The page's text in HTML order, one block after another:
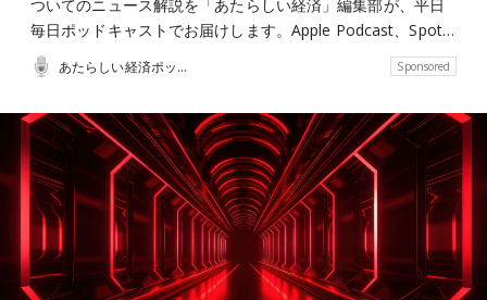
ついてのニュース解説を「あたらしい経済」編集部が、平日
毎日ポッドキャストでお届けします。Apple Podcast、Spot…
あたらしい経済ポッドキャスト Sponsored